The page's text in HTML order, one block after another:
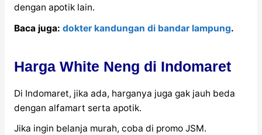
dengan apotik lain.
Baca juga: dokter kandungan di bandar lampung.
Harga White Neng di Indomaret
Di Indomaret, jika ada, harganya juga gak jauh beda
dengan alfamart serta apotik.
Jika ingin belanja murah, coba di promo JSM.